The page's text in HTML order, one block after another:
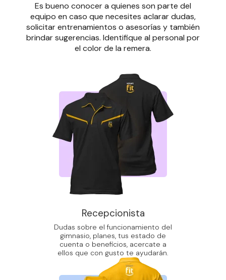
Es bueno conocer a quienes son parte del
equipo en caso que necesites aclarar dudas,
solicitar entrenamientos o asesorías y también
brindar sugerencias. Identifique al personal por
el color de la remera.
Recepcionista
Dudas sobre el funcionamiento del
gimnasio, planes, tus estado de
cuenta o beneficios, acercate a
ellos que con gusto te ayudarán.